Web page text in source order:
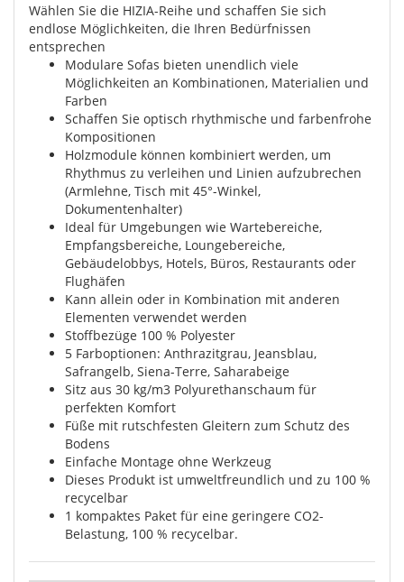
Wählen Sie die HIZIA-Reihe und schaffen Sie sich
endlose Möglichkeiten, die Ihren Bedürfnissen
entsprechen
Modulare Sofas bieten unendlich viele
Möglichkeiten an Kombinationen, Materialien und
Farben
Schaffen Sie optisch rhythmische und farbenfrohe
Kompositionen
Holzmodule können kombiniert werden, um
Rhythmus zu verleihen und Linien aufzubrechen
(Armlehne, Tisch mit 45°-Winkel,
Dokumentenhalter)
Ideal für Umgebungen wie Wartebereiche,
Empfangsbereiche, Loungebereiche,
Gebäudelobbys, Hotels, Büros, Restaurants oder
Flughäfen
Kann allein oder in Kombination mit anderen
Elementen verwendet werden
Stoffbezüge 100 % Polyester
5 Farboptionen: Anthrazitgrau, Jeansblau,
Safrangelb, Siena-Terre, Saharabeige
Sitz aus 30 kg/m3 Polyurethanschaum für
perfekten Komfort
Füße mit rutschfesten Gleitern zum Schutz des
Bodens
Einfache Montage ohne Werkzeug
Dieses Produkt ist umweltfreundlich und zu 100 %
recycelbar
1 kompaktes Paket für eine geringere CO2-
Belastung, 100 % recycelbar.